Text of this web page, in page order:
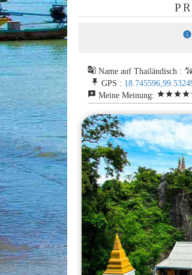
info
g_translate Name auf Thailändisch
push_pin GPS :
reviews Meine Meinung: starstarstarstar